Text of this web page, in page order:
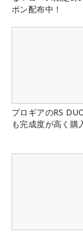
ポン配布中！
プロギアのRS
も完成度が高く購